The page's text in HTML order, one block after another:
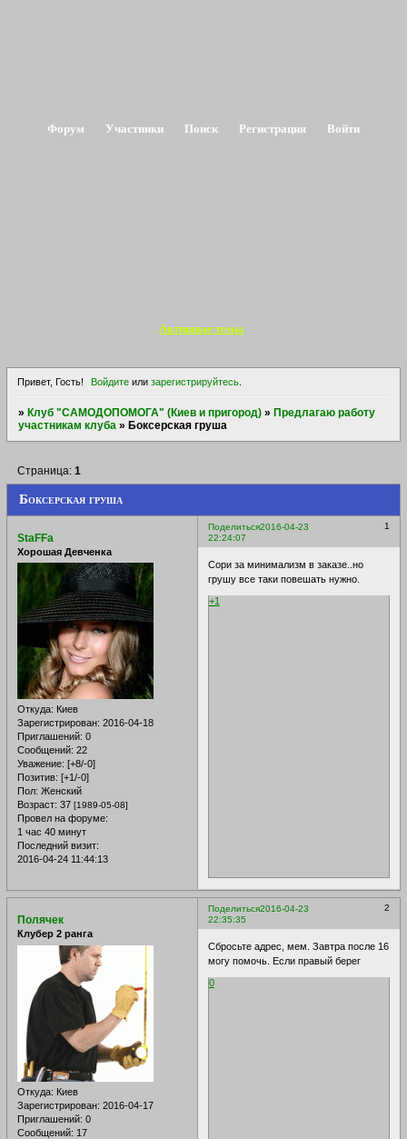
Форум Участники Поиск Регистрация Войти
Активные темы
Привет, Гость! Войдите илизарегистрируйтесь
» Клуб "САМОДОПОМОГА" (Киев и пригород) » Предлагаю работу
участникам клуба » Боксерская груша
Боксерская груша
Страница: 1
Поделиться 1
2016-04-23
22:24:07
StaFFa
Хорошая Девченка
Откуда: Киев
Зарегистрирован: 2016-04-18
Приглашений: 0
Сообщений: 22
Уважение: [+8/-0]
Позитив: [+1/-0]
Пол: Женский
Возраст: 37 [1989-05-08]
Провел на форуме:
1 час 40 минут
Последний визит:
2016-04-24 11:44:13
Сори за минимализм в заказе..но
грушу все таки повешать нужно.
+1
Поделиться 2
2016-04-23
22:35:35
Полячек
Клубер 2 ранга
Откуда: Киев
Зарегистрирован: 2016-04-17
Приглашений: 0
Сообщений: 17
Сбросьте адрес, мем. Завтра после 16
могу помочь. Если правый берег
0